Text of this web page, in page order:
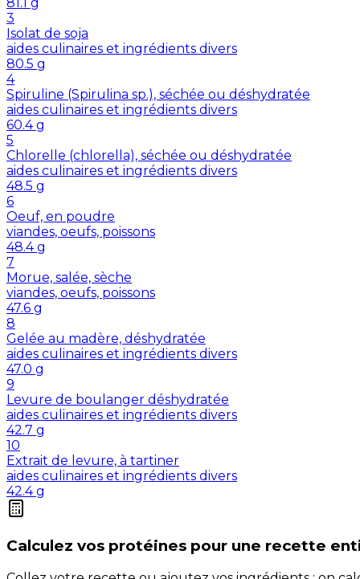
3
Isolat de soja
aides culinaires et ingrédients divers
80.5 g
4
Spiruline (Spirulina sp.), séchée ou déshydratée
aides culinaires et ingrédients divers
60.4 g
5
Chlorelle (chlorella), séchée ou déshydratée
aides culinaires et ingrédients divers
48.5 g
6
Oeuf, en poudre
viandes, oeufs, poissons
48.4 g
7
Morue, salée, sèche
viandes, oeufs, poissons
47.6 g
8
Gelée au madère, déshydratée
aides culinaires et ingrédients divers
47.0 g
9
Levure de boulanger déshydratée
aides culinaires et ingrédients divers
42.7 g
10
Extrait de levure, à tartiner
aides culinaires et ingrédients divers
42.4 g
Calculez vos protéines pour une recette